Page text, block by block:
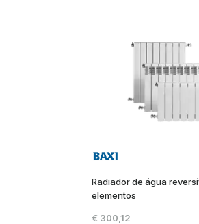
Radiador de água
elementos
€ 300,12